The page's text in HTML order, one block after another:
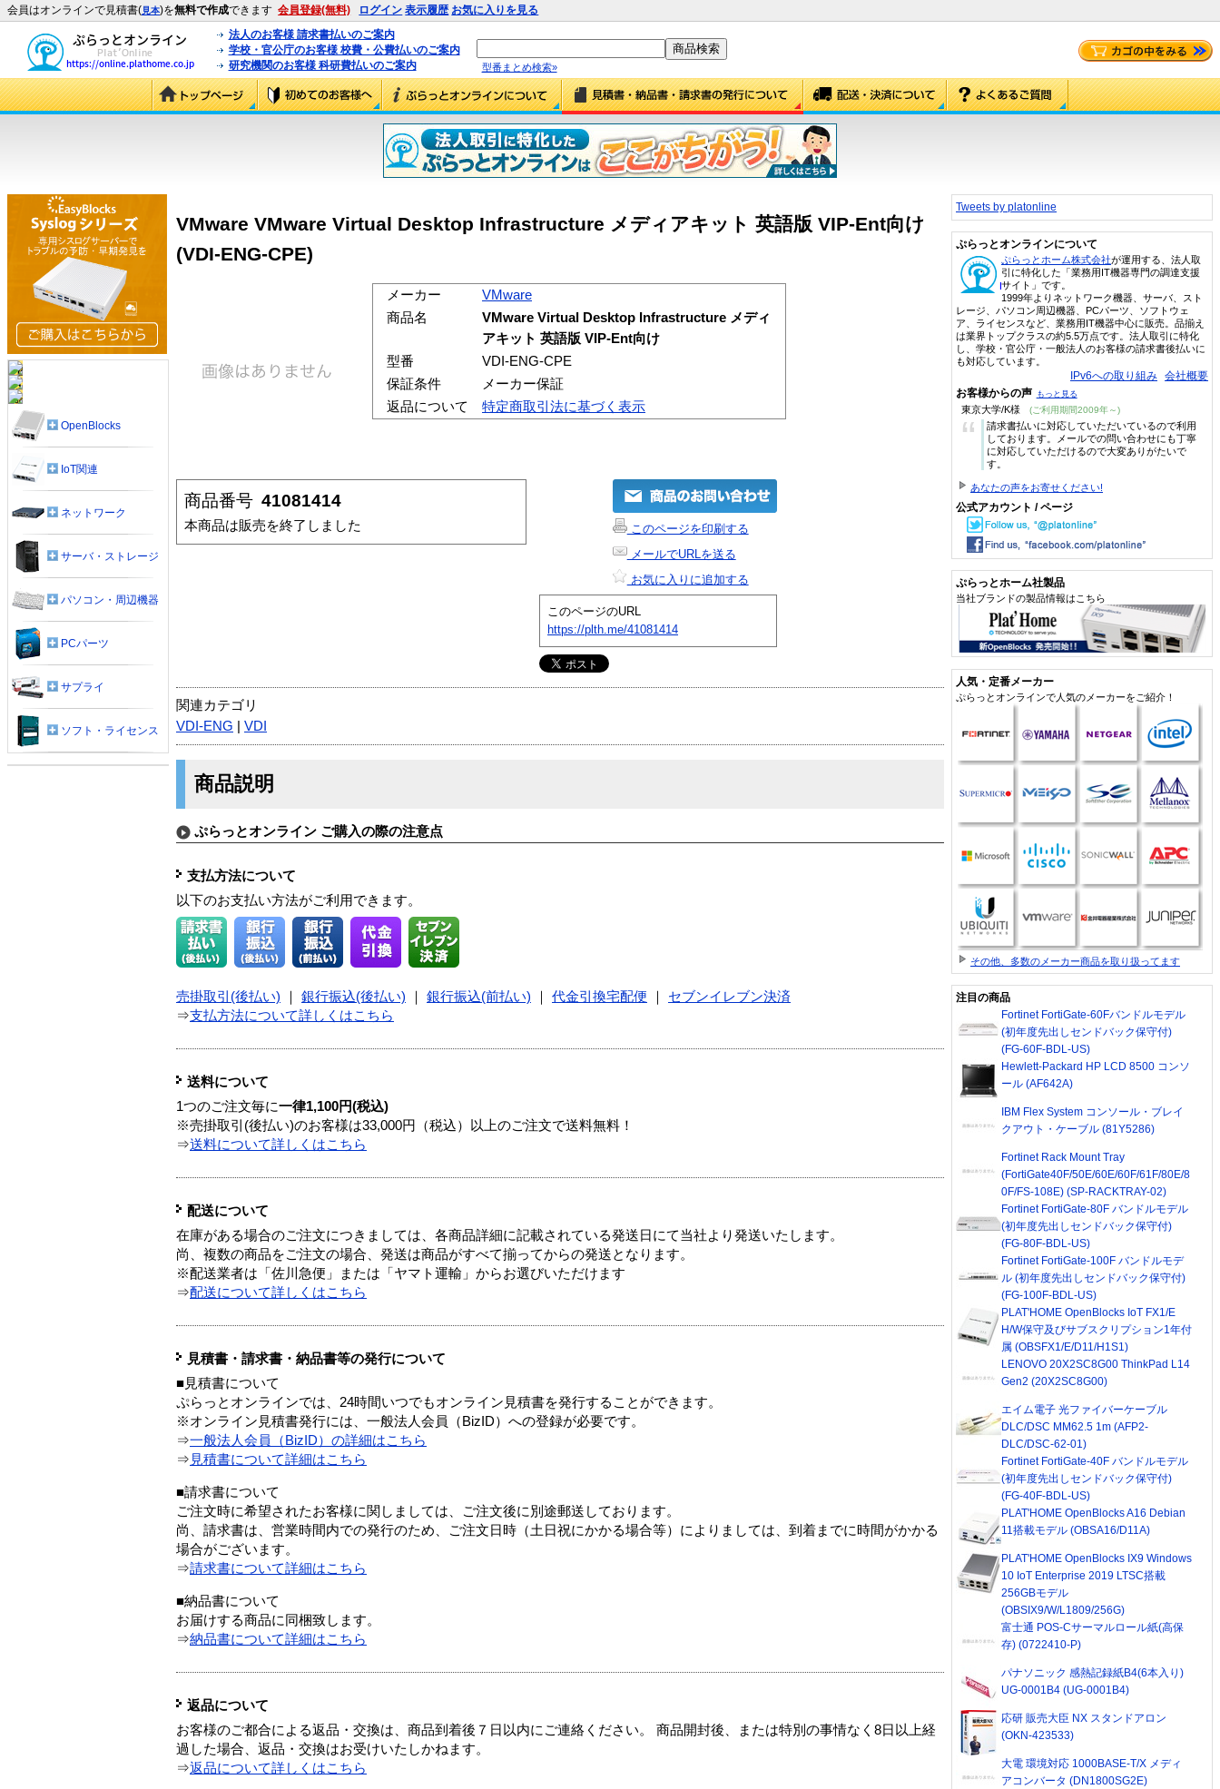
会員はオンラインで見積書(見本)を無料で作成できます 会員登録(無料) ログイン 表示履歴 お気に入りを見る
法人のお客様 請求書払いのご案内
学校・官公庁のお客様 校費・公費払いのご案内
研究機関のお客様 科研費払いのご案内
型番まとめ検索»
VMware VMware Virtual Desktop Infrastructure メディアキット 英語版 VIP-Ent向け
(VDI-ENG-CPE)
メーカー
VMware
商品名
VMware Virtual Desktop Infrastructure メディ
アキット 英語版 VIP-Ent向け
型番
VDI-ENG-CPE
保証条件
メーカー保証
返品について
特定商取引法に基づく表示
商品番号 41081414
本商品は販売を終了しました
このページを印刷する
メールでURLを送る
お気に入りに追加する
このページのURL
https://plth.me/41081414
関連カテゴリ
VDI-ENG
VDI
商品説明
ぷらっとオンライン ご購入の際の注意点
支払方法について
以下のお支払い方法がご利用できます。
売掛取引(後払い) 銀行振込(後払い) 銀行振込(前払い) 代金引換宅配便
セブンイレブン決済
⇒支払方法について詳しくはこちら
送料について
1つのご注文毎に一律1,100円(税込)
※売掛取引(後払い)のお客様は33,000円（税込）以上のご注文で送料無料！
⇒送料について詳しくはこちら
配送について
在庫がある場合のご注文につきましては、各商品詳細に記載されている発送日にて当社より発送いたします。
尚、複数の商品をご注文の場合、発送は商品がすべて揃ってからの発送となります。
※配送業者は「佐川急便」または「ヤマト運輸」からお選びいただけます
⇒配送について詳しくはこちら
見積書・請求書・納品書等の発行について
■見積書について
ぷらっとオンラインでは、24時間いつでもオンライン見積書を発行することができます。
※オンライン見積書発行には、一般法人会員（BizID）への登録が必要です。
⇒一般法人会員（BizID）の詳細はこちら
⇒ 見積書について詳細はこちら
■請求書について
ご注文時に希望されたお客様に関しましては、ご注文後に別途郵送しております。
尚、請求書は、営業時間内での発行のため、ご注文日時（土日祝にかかる場合等）によりましては、到着までに時間がかかる
場合がございます。
⇒請求書について詳細はこちら
■納品書について
お届けする商品に同梱致します。
⇒納品書について詳細はこちら
返品について
お客様のご都合による返品・交換は、商品到着後７日以内にご連絡ください。 商品開封後、または特別の事情なく8日以上経
過した場合、返品・交換はお受けいたしかねます。
⇒返品について詳しくはこちら
OpenBlocks
IoT関連
ネットワーク
サーバ・ストレージ
パソコン・周辺機器
PCパーツ
サプライ
ソフト・ライセンス
Tweets by platonline
ぷらっとオンラインについて
ぷらっとホーム株式会社が運用する、法人取
引に特化した「業務用IT機器専門の調達支援
サイト」です。
1999年よりネットワーク機器、サーバ、スト
レージ、パソコン周辺機器、PCパーツ、ソフトウェ
ア、ライセンスなど、業務用IT機器中心に販売。品揃え
は業界トップクラスの約5.5万点です。法人取引に特化
し、学校・官公庁・一般法人のお客様の請求書後払いに
も対応しています。
IPv6への取り組み 会社概要
お客様からの声 もっと見る
東京大学/K様 (ご利用期間2009年～)
“
請求書払いに対応していただいているので利用
しております。メールでの問い合わせにも丁寧
に対応していただけるので大変ありがたいで
す。
あなたの声をお寄せください!
公式アカウント / ページ
ぷらっとホーム社製品
当社ブランドの製品情報はこちら
人気・定番メーカー
ぷらっとオンラインで人気のメーカーをご紹介！
その他、多数のメーカー商品を取り扱ってます
注目の商品
Fortinet FortiGate-60Fバンドルモデル
(初年度先出しセンドバック保守付)
(FG-60F-BDL-US)
Hewlett-Packard HP LCD 8500 コンソ
ール (AF642A)
IBM Flex System コンソール・ブレイ
クアウト・ケーブル (81Y5286)
Fortinet Rack Mount Tray
(FortiGate40F/50E/60E/60F/61F/80E/8
0F/FS-108E) (SP-RACKTRAY-02)
Fortinet FortiGate-80F バンドルモデル
(初年度先出しセンドバック保守付)
(FG-80F-BDL-US)
Fortinet FortiGate-100F バンドルモデ
ル (初年度先出しセンドバック保守付)
(FG-100F-BDL-US)
PLAT'HOME OpenBlocks IoT FX1/E
H/W保守及びサブスクリプション1年付
属 (OBSFX1/E/D11/H1S1)
LENOVO 20X2SC8G00 ThinkPad L14
Gen2 (20X2SC8G00)
エイム電子 光ファイバーケーブル
DLC/DSC MM62.5 1m (AFP2-
DLC/DSC-62-01)
Fortinet FortiGate-40F バンドルモデル
(初年度先出しセンドバック保守付)
(FG-40F-BDL-US)
PLAT'HOME OpenBlocks A16 Debian
11搭載モデル (OBSA16/D11A)
PLAT'HOME OpenBlocks IX9 Windows
10 IoT Enterprise 2019 LTSC搭載
256GBモデル
(OBSIX9/W/L1809/256G)
富士通 POS-Cサーマルロール紙(高保
存) (0722410-P)
パナソニック 感熱記録紙B4(6本入り)
UG-0001B4 (UG-0001B4)
応研 販売大臣 NX スタンドアロン
(OKN-423533)
大電 環境対応 1000BASE-T/X メディ
アコンバータ (DN1800SG2E)